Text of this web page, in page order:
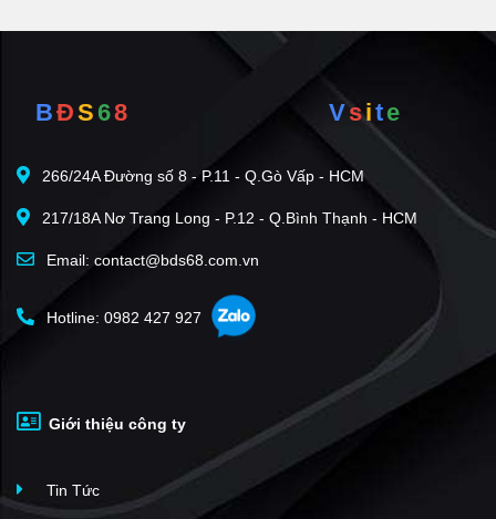
BĐS68 Vsite
266/24A Đường số 8 - P.11 - Q.Gò Vấp - HCM
217/18A Nơ Trang Long - P.12 - Q.Bình Thạnh - HCM
Email: contact@bds68.com.vn
Hotline: 0982 427 927
Giới thiệu công ty
Tin Tức